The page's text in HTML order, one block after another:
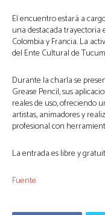
El encuentro estará a
una destacada
Colombia y Francia. La
del Ente Cultural de
Durante la charla se
Grease Pencil, sus
reales de uso, ofreciendo
artistas, animadores y
profesional con
La entrada es libre y
Fuente